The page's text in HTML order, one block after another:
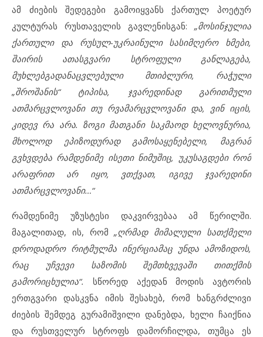
ამ ძიების შედეგები გამოიყვანს ქართულ პოეტურ
კულტურას რუსთაველის გავლენისგან: „მოსინჯულია
ქართული და რუსულ-უკრაინული სასიმღერო ხმები,
შაირის ათასგვარი სტროფული განლაგება,
მუხლებგადანაცვლებული მთიბლური, რაჭული
„შროშანის“ ტიპისა, ჯვარედინად გარითმული
ათმარცვლოვანი თუ რვამარცვლოვანი და, ვინ იცის,
კიდევ რა არა. ზოგი მათგანი საკმაოდ ხელოვნურია,
მხოლოდ ეპიზოდურად გამოსაყენებელი, მაგრამ
გვხვდება რამდენიმე ისეთი ნიმუშიც, უკუსაგდები რომ
არაფრით არ იყო, ვთქვათ, იგივე ჯვარედინი
ათმარცვლოვანი…“
რამდენიმე უზუსტესი დაკვირვებაა ამ წერილში.
მაგალითად, ის, რომ„ღრმად მიმალული სათქმელი
დროდადრო რიტმულმა ინერციამაც უნდა ამოზიდოს,
რაც უჩვევი საზომის შემთხვევაში თითქმის
გამორიცხულია“. სწორედ აქედან მოდის ავტორის
ერთგვარი დასკვნა იმის შესახებ, რომ ხანგრძლივი
ძიების შემდეგ გურამიშვილი დანებდა, ხელი ჩაიქნია
და რუსთველურ სტროფს დამორჩილდა, თუმცა ეს